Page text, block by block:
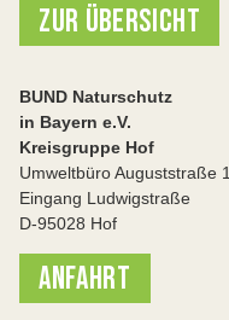
ZUR ÜBERSICHT
BUND Naturschutz
in Bayern e.V.
Kreisgruppe Hof
Umweltbüro Auguststraße 1,
Eingang Ludwigstraße
D-95028 Hof
ANFAHRT